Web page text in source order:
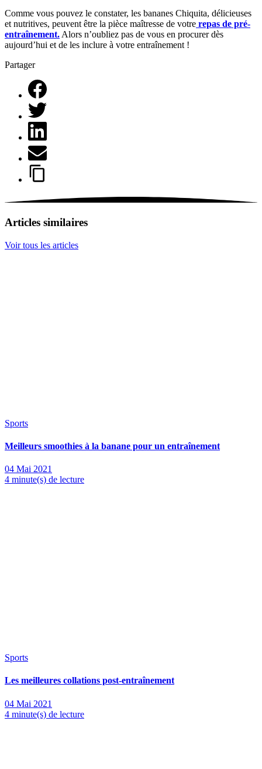
Comme vous pouvez le constater, les bananes Chiquita, délicieuses
et nutritives, peuvent être la pièce maîtresse de votre repas de pré-
entraînement. Alors n’oubliez pas de vous en procurer dès
aujourd’hui et de les inclure à votre entraînement !
Partager
Articles similaires
Voir tous les articles
Sports
Meilleurs smoothies à la banane pour un entraînement
04 Mai 2021
4 minute(s) de lecture
Sports
Les meilleures collations post-entraînement
04 Mai 2021
4 minute(s) de lecture